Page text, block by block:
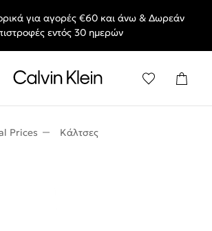
Αγαπημένα styles, στις τιμές που θες.
για αγορές €60 και άνω & Δωρεάν
εντός 30 ημερών
Prices Κάλτσες